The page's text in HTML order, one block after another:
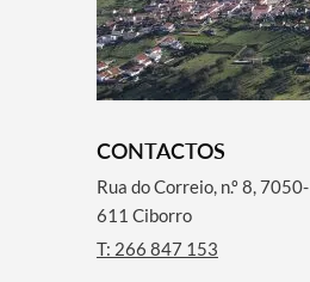
CONTACTOS
Rua do Correio, n.º 8, 7050-
611 Ciborro
T: 266 847 153